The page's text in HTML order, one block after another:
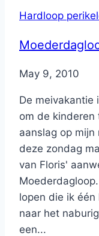
Hardloop
ByNicole
May 9, 2010
De meivakantie
om de kinderen
aanslag op mijn
deze zondag
van Floris'
lopen die ik
naar het
een...